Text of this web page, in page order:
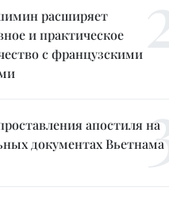
расширяет
и практическое
с французскими
апостиля на
документах Вьетнама